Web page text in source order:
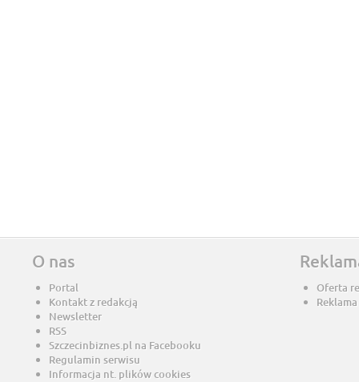
O nas
Portal
Kontakt z redakcją
Newsletter
RSS
Szczecinbiznes.pl na Facebooku
Regulamin serwisu
Informacja nt. plików cookies
Oferta